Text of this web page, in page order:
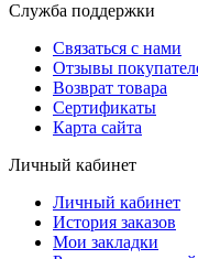
Служба поддержки
Связаться с нами
Отзывы
Возврат товара
Сертификаты
Карта сайта
Личный кабинет
Личный кабинет
История заказов
Мои закладки